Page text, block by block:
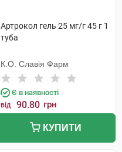
Артрокол гель 25 мг/г 45 г 1
туба
К.О. Славія Фарм
Є в наявності
від 90.80 грн
КУПИТИ